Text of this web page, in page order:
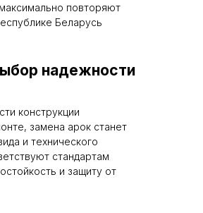
повторяют
Беларусь
надежности
конструкции
замена арок станет
и технического
стандартам
и защиту от